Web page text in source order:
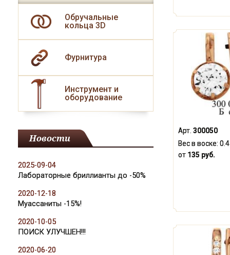
Арт. 300050
Вес в воске: 0.4
от 135 руб.
Обручальные
кольца 3D
Фурнитура
Инструмент и
оборудование
Новости
2025-09-04
Лабораторные бриллианты до -50%
2020-12-18
Муассаниты -15%!
2020-10-05
ПОИСК УЛУЧШЕН!!!
2020-06-20